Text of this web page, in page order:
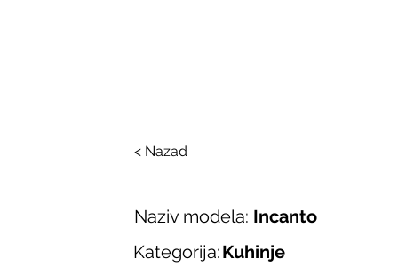
< Nazad
Naziv modela: Incanto
Kategorija:Kuhinje